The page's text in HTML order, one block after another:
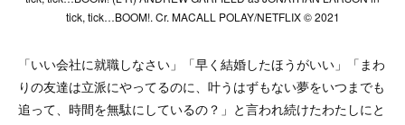
tick, tick…BOOM!. Cr. MACALL POLAY/NETFLIX © 2021
「いい会社に就職しなさい」「早く結婚したほうがいい」「まわ
りの友達は立派にやってるのに、叶うはずもない夢をいつまでも
追って、時間を無駄にしているの？」と言われ続けたわたしにと